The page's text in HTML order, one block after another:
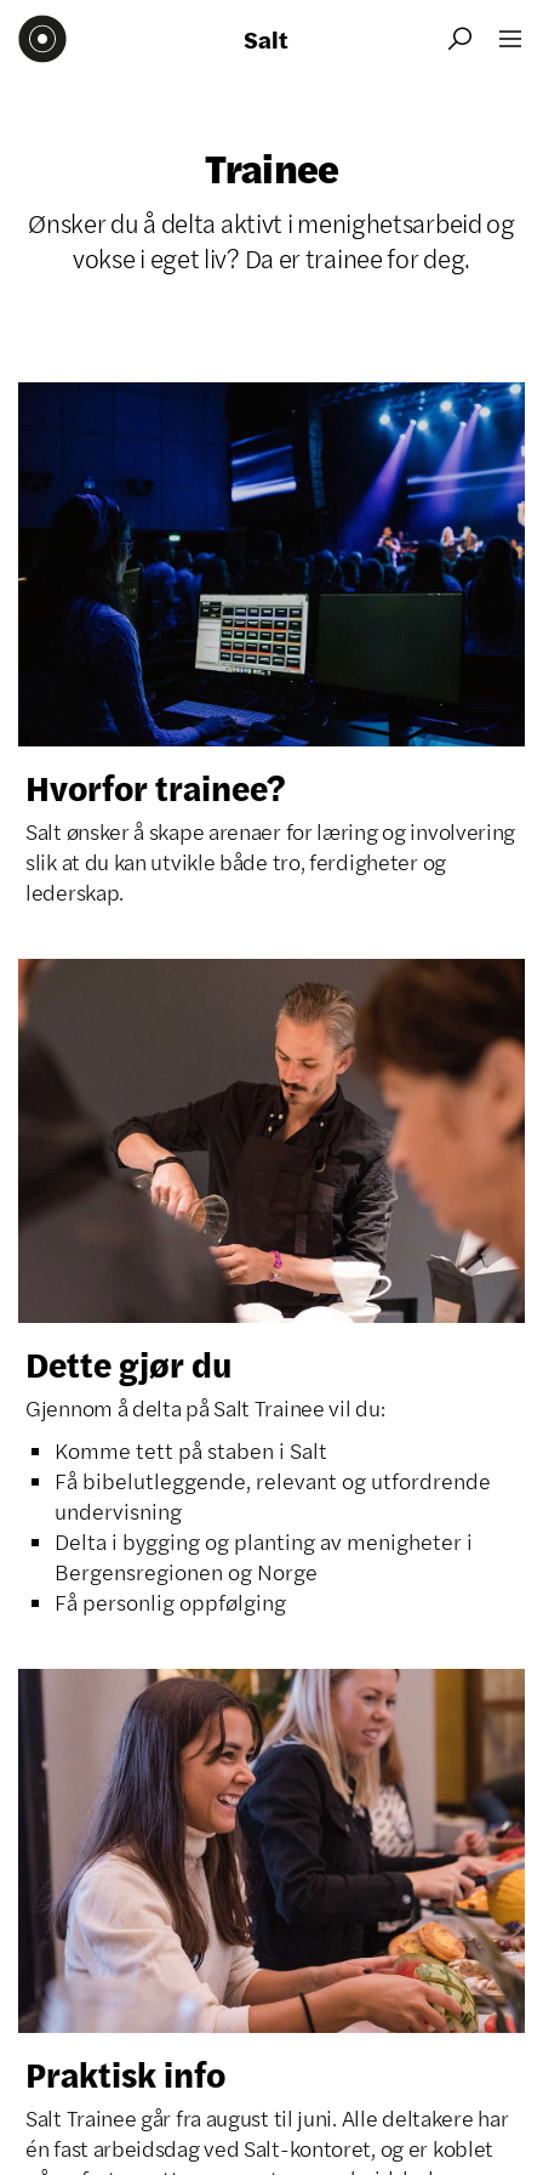
Salt  
Trainee
Ønsker du å delta aktivt i menighetsarbeid og
vokse i eget liv? Da er trainee for deg.
Hvorfor trainee?
Salt ønsker å skape arenaer for læring og involvering
slik at du kan utvikle både tro, ferdigheter og
lederskap.
Dette gjør du
Gjennom å delta på Salt Trainee vil du:
Komme tett på staben i Salt
Få bibelutleggende, relevant og utfordrende
undervisning
Delta i bygging og planting av menigheter i
Bergensregionen og Norge
Få personlig oppfølging
Praktisk info
Salt Trainee går fra august til juni. Alle deltakere har
én fast arbeidsdag ved Salt-kontoret, og er koblet